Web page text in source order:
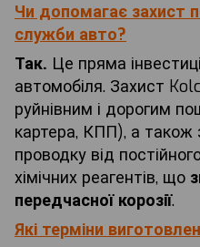
Чи допомагає захист
служби авто?
Так. Це пряма
автомобіля. Захист
руйнівним і дорогим
картера, КПП), а також
проводку від
хімічних реагентів, що
передчасної корозії.
Які терміни